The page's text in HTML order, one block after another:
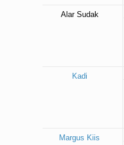
Alar Sudak
Kadi
Margus Kiis